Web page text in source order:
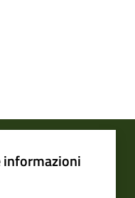
informazioni